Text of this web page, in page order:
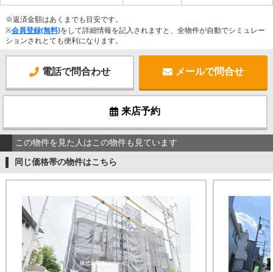
※返済金額はあくまでも目安です。
※会員登録(無料)をして詳細情報を記入されますと、全物件が自動でシミュレー
ションされとても便利になります。
電話で問合わせ メールで問合せ
来店予約
この物件を見た人はこの物件も見ています
同じ価格帯の物件はこちら